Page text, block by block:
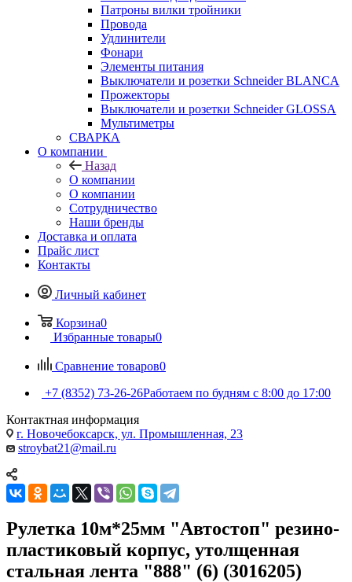
Патроны вилки тройники
Провода
Удлинители
Фонари
Элементы питания
Выключатели и розетки Schneider BLANCA
Прожекторы
Выключатели и розетки Schneider GLOSSA
Мультиметры
СВАРКА
О компании
Назад
О компании
О компании
Сотрудничество
Наши бренды
Доставка и оплата
Прайс лист
Контакты
Личный кабинет
Корзина0
Избранные товары0
Сравнение товаров0
+7 (8352) 73-26-26Работаем по будням с 8:00 до 17:00
Контактная информация
г. Новочебоксарск, ул. Промышленная, 23
stroybat21@mail.ru
Рулетка 10м*25мм "Автостоп" резино-
пластиковый корпус, утолщенная
стальная лента "888" (6) (3016205)